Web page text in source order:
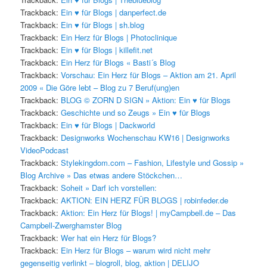
Trackback: Ein ♥ für Blogs | danperfect.de
Trackback: Ein ♥ für Blogs | sh.blog
Trackback: Ein Herz für Blogs | Photoclinique
Trackback: Ein ♥ für Blogs | killefit.net
Trackback: Ein Herz für Blogs « Basti´s Blog
Trackback:Vorschau: Ein Herz für Blogs – Aktion am 21. April
2009 « Die Göre lebt – Blog zu 7 Beruf(ung)en
Trackback: BLOG © ZORN D SIGN » Aktion: Ein ♥ für Blogs
Trackback:Geschichte und so Zeugs » Ein ♥ für Blogs
Trackback: Ein ♥ für Blogs | Dackworld
Trackback: Designworks Wochenschau KW16 | Designworks
VideoPodcast
Trackback:Stylekingdom.com – Fashion, Lifestyle und Gossip »
Blog Archive » Das etwas andere Stöckchen…
Trackback:Soheit » Darf ich vorstellen:
Trackback:AKTION: EIN HERZ FÜR BLOGS | robinfeder.de
Trackback:Aktion: Ein Herz für Blogs! | myCampbell.de – Das
Campbell-Zwerghamster Blog
Trackback:Wer hat ein Herz für Blogs?
Trackback: Ein Herz für Blogs – warum wird nicht mehr
gegenseitig verlinkt – blogroll, blog, aktion | DELIJO